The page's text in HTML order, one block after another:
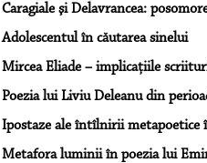
Caragiale şi Delavrancea:
Adolescentul în căutarea sinelui
Mircea Eliade – implicaţiile
Poezia lui Liviu Deleanu din
Ipostaze ale întîlnirii metapoetice
Metafora luminii în poezia lui